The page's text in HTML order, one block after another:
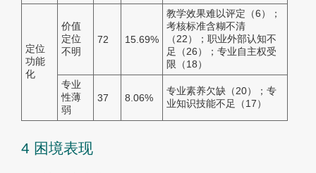
定位
功能
化
价值
定位
不明
72 15.69%
教学效果难以评定（6）；
考核标准含糊不清
（22）；职业外部认知不
足（26）；专业自主权受
限（18）
专业
性薄
弱
37 8.06%
专业素养欠缺（20）；专
业知识技能不足（17）
4 困境表现